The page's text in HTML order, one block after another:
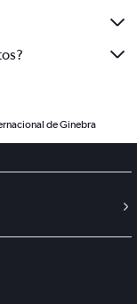
de Ginebra